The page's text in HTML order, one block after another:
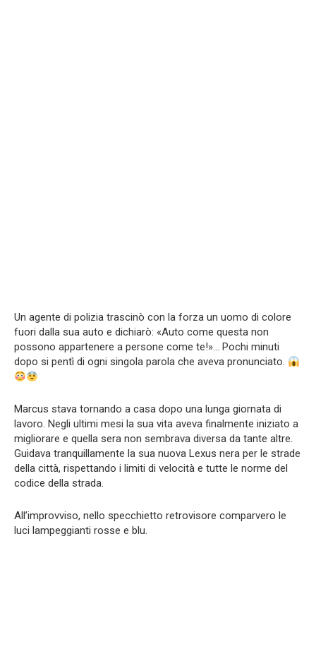
Un agente di polizia trascinò con la forza un uomo di colore
fuori dalla sua auto e dichiarò: «Auto come questa non
possono appartenere a persone come te!»… Pochi minuti
dopo si pentì di ogni singola parola che aveva pronunciato.
Marcus stava tornando a casa dopo una lunga giornata di
lavoro. Negli ultimi mesi la sua vita aveva finalmente iniziato a
migliorare e quella sera non sembrava diversa da tante altre.
Guidava tranquillamente la sua nuova Lexus nera per le strade
della città, rispettando i limiti di velocità e tutte le norme del
codice della strada.
All’improvviso, nello specchietto retrovisore comparvero le
luci lampeggianti rosse e blu.